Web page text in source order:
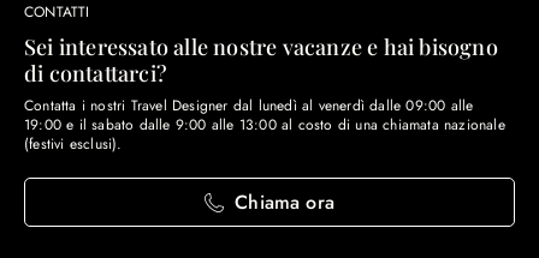
CONTATTI
Sei interessato alle nostre vacanze e hai bisogno
di contattarci?
Contatta i nostri Travel Designer dal lunedì al venerdì dalle 09:00 alle
19:00 e il sabato dalle 9:00 alle 13:00 al costo di una chiamata nazionale
(festivi esclusi).
Chiama ora